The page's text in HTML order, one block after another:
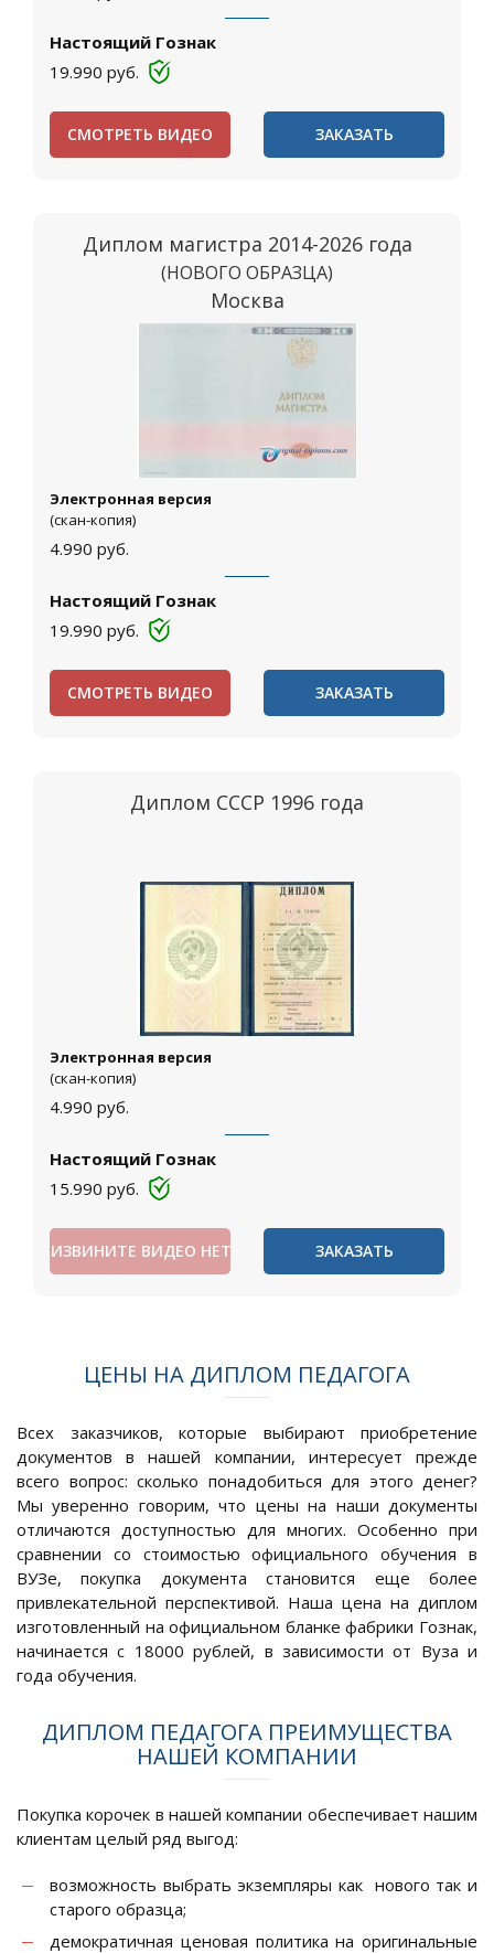
Настоящий Гознак
19.990 руб.
СМОТРЕТЬ ВИДЕО ЗАКАЗАТЬ
Диплом магистра 2014-2026 года
(НОВОГО ОБРАЗЦА)
Москва
Электронная версия
(скан-копия)
4.990 руб.
Настоящий Гознак
19.990 руб.
СМОТРЕТЬ ВИДЕО ЗАКАЗАТЬ
Диплом СССР 1996 года
Электронная версия
(скан-копия)
4.990 руб.
Настоящий Гознак
15.990 руб.
ИЗВИНИТЕ ВИДЕО НЕТ ЗАКАЗАТЬ
ЦЕНЫ НА ДИПЛОМ ПЕДАГОГА
Всех заказчиков, которые выбирают приобретение
документов в нашей компании, интересует прежде
всего вопрос: сколько понадобиться для этого денег?
Мы уверенно говорим, что цены на наши документы
отличаются доступностью для многих. Особенно при
сравнении со стоимостью официального обучения в
ВУЗе, покупка документа становится еще более
привлекательной перспективой. Наша цена на диплом
изготовленный на официальном бланке фабрики Гознак,
начинается с 18000 рублей, в зависимости от Вуза и
года обучения.
ДИПЛОМ ПЕДАГОГА ПРЕИМУЩЕСТВА
НАШЕЙ КОМПАНИИ
Покупка корочек в нашей компании обеспечивает нашим
клиентам целый ряд выгод:
возможность выбрать экземпляры как нового так и
старого образца;
демократичная ценовая политика на оригинальные